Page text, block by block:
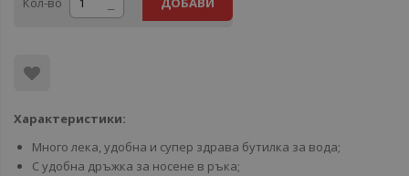
Характеристики:
Много лека, удобна и супер здрава бутилка за вода;
С удобна дръжка за носене в ръка;